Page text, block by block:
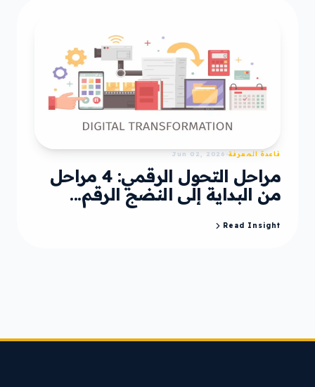
قاعدة المعرفة Jun 02, 2026
مراحل التحول الرقمي: 4 مراحل
من البداية إلى النضج الرقم...
Read Insight